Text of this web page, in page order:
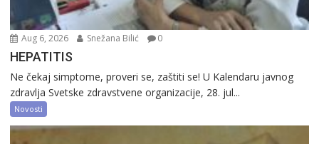
Aug 6, 2026 Snežana Bilić 0
HEPATITIS
Ne čekaj simptome, proveri se, zaštiti se! U Kalendaru javnog
zdravlja Svetske zdravstvene organizacije, 28. jul...
Novosti